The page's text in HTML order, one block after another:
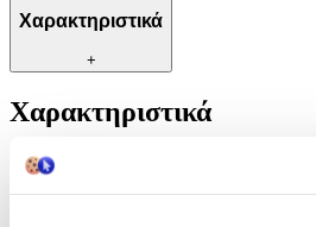
Χαρακτηριστικά
+
Χαρακτηριστικά
Κατασκευαστής